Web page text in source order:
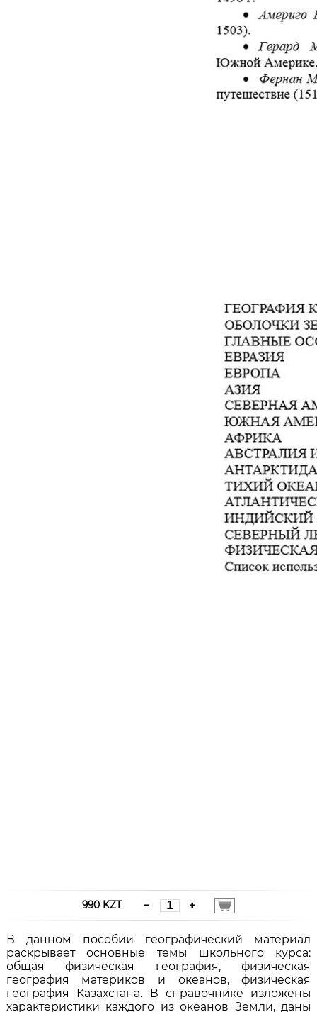
990 KZT
В данном пособии географический материал
раскрывает основные темы школьного курса:
общая физическая география, физическая
география материков и океанов, физическая
география Казахстана. В справочнике изложены
характеристики каждого из океанов Земли, даны